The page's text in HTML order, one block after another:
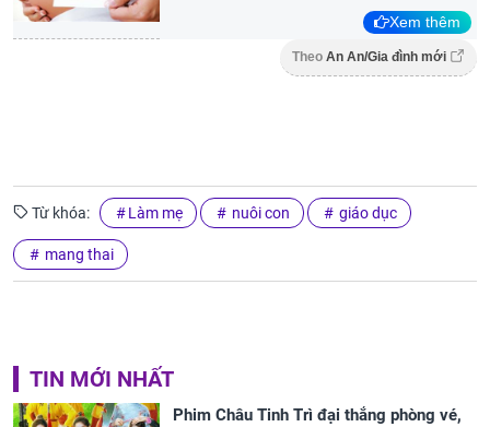
Xem thêm
Theo An An/Gia đình mới
Từ khóa: Làm mẹ nuôi con giáo dục
mang thai
TIN MỚI NHẤT
Phim Châu Tinh Trì đại thắng phòng vé,